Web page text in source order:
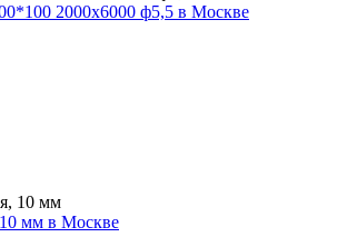
2000х6000 ф5,5 в Москве
10 мм в Москве